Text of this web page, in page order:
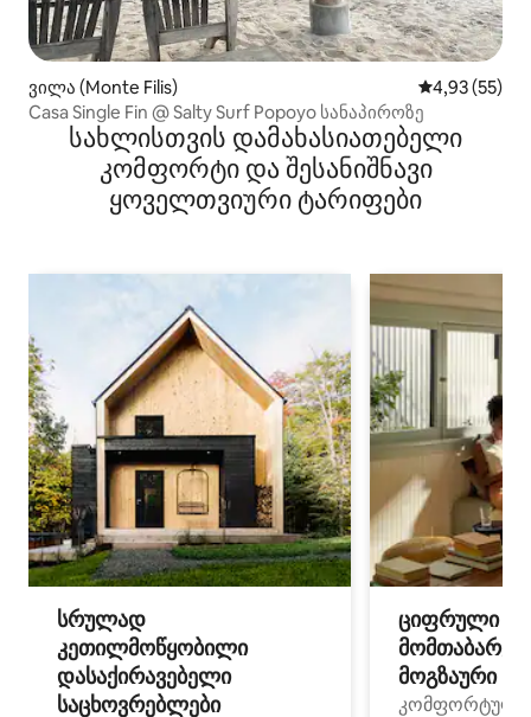
ვილა (Monte Filis) საშუალო
4,93 (55)
Casa Single Fin @ Salty Surf Popoyo სანაპიროზე
სახლისთვის დამახასიათებელი
კომფორტი და შესანიშნავი
ყოველთვიური ტარიფები
სრულად
კეთილმოწყობილი
დასაქირავებელი
საცხოვრებლები
ციფრული
მოგზაური
კომფორტული